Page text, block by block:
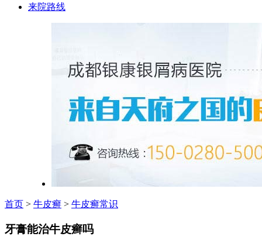
来院路线
首页 > 牛皮癣 > 牛皮癣常识
牙膏能治牛皮癣吗